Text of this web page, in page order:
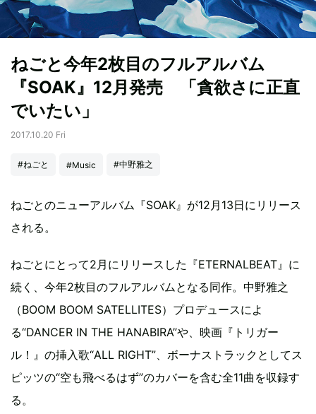
ねごと今年2枚目のフルアルバム
『SOAK』12月発売 「貪欲さに正直
でいたい」
2017.10.20 Fri
#ねごと #Music #中野雅之
ねごとのニューアルバム『SOAK』が12月13日にリリース
される。
ねごとにとって2月にリリースした『ETERNALBEAT』に
続く、今年2枚目のフルアルバムとなる同作。中野雅之
（BOOM BOOM SATELLITES）プロデュースによ
る“DANCER IN THE HANABIRA”や、映画『トリガー
ル！』の挿入歌“ALL RIGHT”、ボーナストラックとしてス
ピッツの“空も飛べるはず”のカバーを含む全11曲を収録す
る。